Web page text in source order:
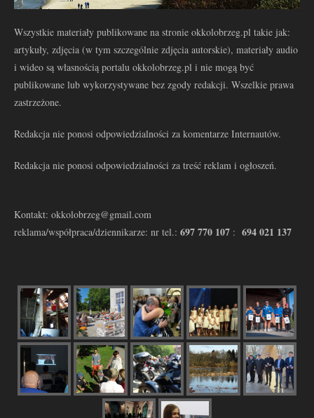
Wszystkie materiały publikowane na stronie okkolobrzeg.pl takie jak:
artykuły, zdjęcia (w tym szczególnie zdjęcia autorskie), materiały audio
i wideo są własnością portalu okkolobrzeg.pl i nie mogą być
publikowane lub wykorzystywane bez zgody redakcji. Wszelkie prawa
zastrzeżone.
Redakcja nie ponosi odpowiedzialności za komentarze Internautów.
Redakcja nie ponosi odpowiedzialności za treść reklam i ogłoszeń.
Kontakt: okkolobrzeg@gmail.com
reklama/współpraca/dziennikarze: nr tel.: 697 770 107 : 694 021 137